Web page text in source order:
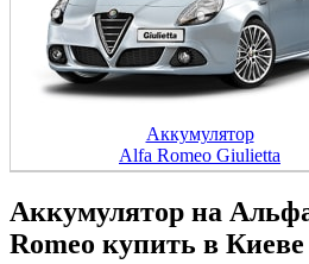
Аккумулятор
Alfa Romeo Giulietta
Аккумулятор на
Romeo купить в Киеве